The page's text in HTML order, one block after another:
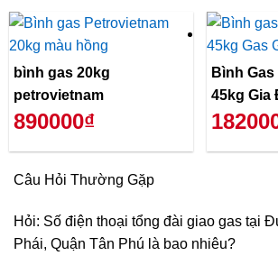
bình gas 20kg
petrovietnam
890000₫
Bình
45kg Gia
Câu Hỏi Thường Gặp
Hỏi: Số điện thoại tổng đài giao gas tại
Phái, Quận Tân Phú là bao nhiêu?